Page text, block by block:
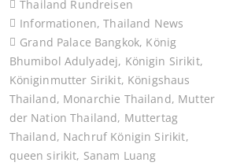
Thailand Rundreisen
Informationen,Thailand News
Grand Palace Bangkok, König
Bhumibol Adulyadej, Königin Sirikit,
Königinmutter Sirikit, Königshaus
Thailand, Monarchie Thailand, Mutter
der Nation Thailand, Muttertag
Thailand, Nachruf Königin Sirikit,
queen sirikit, Sanam Luang